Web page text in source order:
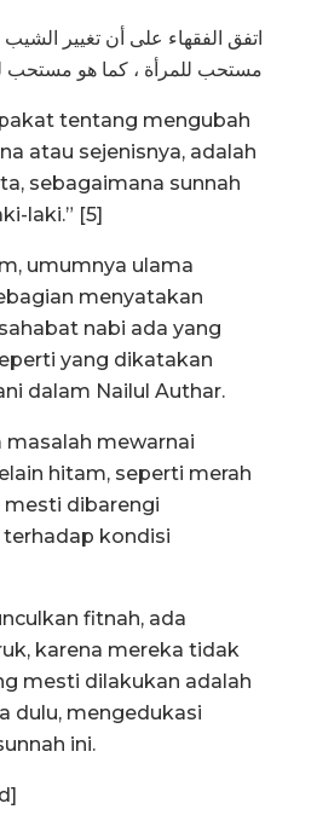
اتفق الفقهاء على أن تغيير الشيب
مستحب للمرأة ، كما هو مستحب
tentang mengubah
atau sejenisnya, adalah
sebagaimana sunnah
laki.” [5]
umumnya ulama
menyatakan
nabi ada yang
yang dikatakan
dalam Nailul Authar.
masalah mewarnai
hitam, seperti merah
mesti dibarengi
kondisi
fitnah, ada
karena mereka tidak
mesti dilakukan adalah
dulu, mengedukasi
ini.